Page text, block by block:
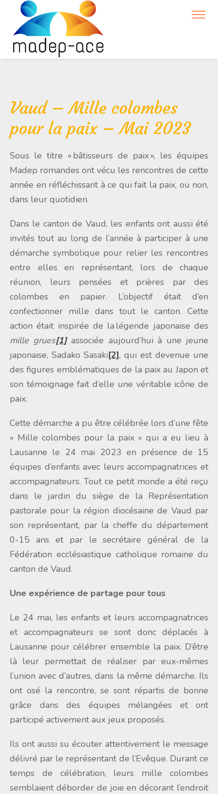
Vaud – Mille colombes
pour la paix – Mai 2023
Sous le titre « bâtisseurs de paix », les équipes
Madep romandes ont vécu les rencontres de cette
année en réfléchissant à ce qui fait la paix, ou non,
dans leur quotidien.
Dans le canton de Vaud, les enfants ont aussi été
invités tout au long de l’année à participer à une
démarche symbolique pour relier les rencontres
entre elles en représentant, lors de chaque
réunion, leurs pensées et prières par des
colombes en papier. L’objectif était d’en
confectionner mille dans tout le canton. Cette
action était inspirée de la légende japonaise des
mille grues[1]associée aujourd’hui à une jeune
japonaise, Sadako Sasaki[2], qui est devenue une
des figures emblématiques de la paix au Japon et
son témoignage fait d’elle une véritable icône de
paix.
Cette démarche a pu être célébrée lors d’une fête
« Mille colombes pour la paix » qui a eu lieu à
Lausanne le 24 mai 2023 en présence de 15
équipes d’enfants avec leurs accompagnatrices et
accompagnateurs. Tout ce petit monde a été reçu
dans le jardin du siège de la Représentation
pastorale pour la région diocésaine de Vaud par
son représentant, par la cheffe du département
0-15 ans et par le secrétaire général de la
Fédération ecclésiastique catholique romaine du
canton de Vaud.
Une expérience de partage pour tous
Le 24 mai, les enfants et leurs accompagnatrices
et accompagnateurs se sont donc déplacés à
Lausanne pour célébrer ensemble la paix. D’être
là leur permettait de réaliser par eux-mêmes
l’union avec d’autres, dans la même démarche. Ils
ont osé la rencontre, se sont répartis de bonne
grâce dans des équipes mélangées et ont
participé activement aux jeux proposés.
Ils ont aussi su écouter attentivement le message
délivré par le représentant de l’Evêque. Durant ce
temps de célébration, leurs mille colombes
semblaient déborder de joie en décorant l’endroit